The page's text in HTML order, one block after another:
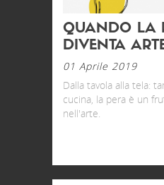
QUANDO LA
DIVENTA
01 Aprile 2019
Dalla tavola alla tela:
cucina, la pera è un
nell'arte.